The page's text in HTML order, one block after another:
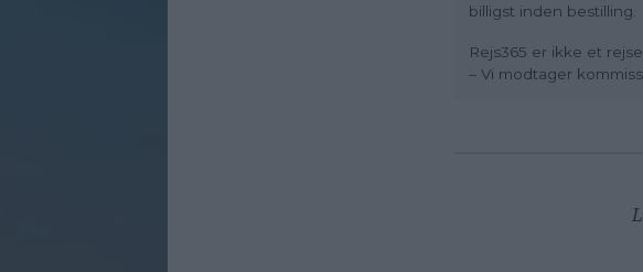
billigst inden bestilling.
Rejs365 er ikke et
– Vi modtager